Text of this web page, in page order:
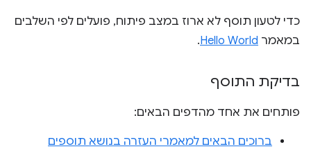
כדי לטעון תוסף לא ארוז במצב פיתוח, פועלים לפי השלבים
במאמר Hello World
.
בדיקת התוסף
פותחים את אחד מהדפים הבאים:
ברוכים הבאים למאמרי העזרה בנושא תוספים